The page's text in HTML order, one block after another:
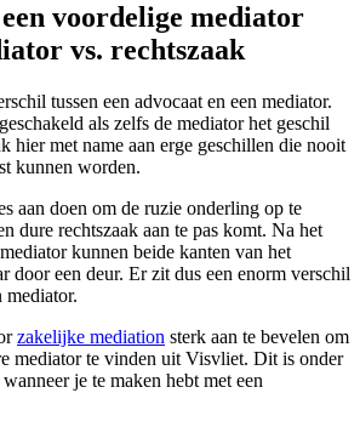
voordelige mediator
vs. rechtszaak
tussen een advocaat en een mediator.
als zelfs de mediator het geschil
hier met name aan erge geschillen die nooit
kunnen worden.
aan doen om de ruzie onderling op te
dure rechtszaak aan te pas komt. Na het
kunnen beide kanten van het
door een deur. Er zit dus een enorm verschil
mediator.
zakelijke mediation sterk aan te bevelen om
mediator te vinden uit Visvliet. Dit is onder
je te maken hebt met een